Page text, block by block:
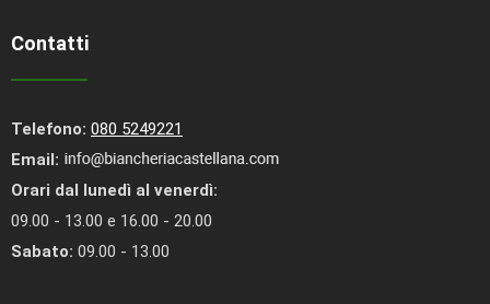
Contatti
Telefono: 080 5249221
Email:
Orari dal lunedì al venerdì:
09.00 - 13.00 e 16.00 - 20.00
Sabato: 09.00 - 13.00